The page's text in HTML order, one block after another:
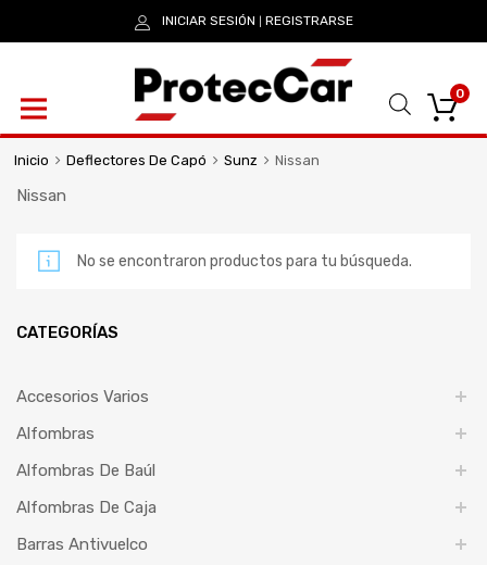
INICIAR SESIÓN REGISTRARSE
0
Inicio Deflectores De Capó Sunz Nissan
Nissan
No se encontraron productos para tu búsqueda.
CATEGORÍAS
Accesorios Varios
Alfombras
Alfombras De Baúl
Alfombras De Caja
Barras Antivuelco